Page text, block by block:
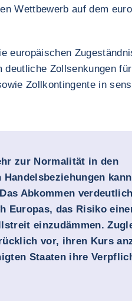
Wettbewerb auf dem
europäischen
deutliche Zollsenkungen
Zollkontingente in
zur Normalität in den
Abkommen
Europas, das Risiko
einzudämmen.
vor, ihren Kurs
Staaten ihre